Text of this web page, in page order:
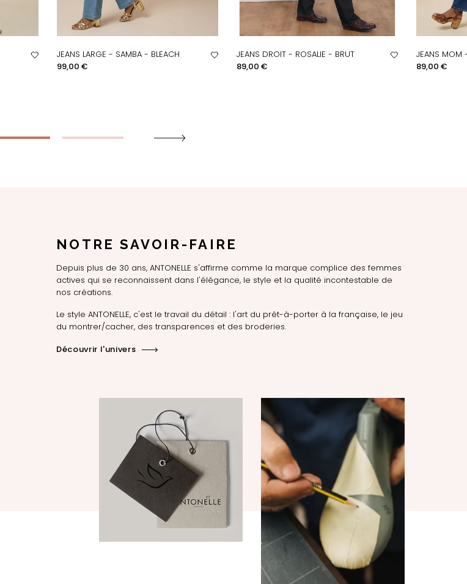
JEANS LARGE - SAMBA - BLEACH
Prix
99,00 €
JEANS DROIT - ROSALIE - BRUT
Prix
89,00 €
JEANS MOM
Prix
89,00 €
NOTRE SAVOIR-FAIRE
Depuis plus de 30 ans, ANTONELLE s'affirme comme la marque complice des femmes
actives qui se reconnaissent dans l'élégance, le style et la qualité incontestable de
nos créations.
Le style ANTONELLE, c'est le travail du détail : l'art du prêt-à-porter à la française, le jeu
du montrer/cacher, des transparences et des broderies.
Découvrir l'univers